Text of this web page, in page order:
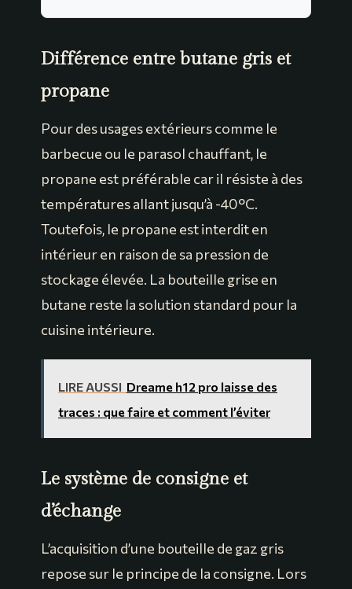
Différence entre butane gris et
propane
Pour des usages extérieurs comme le
barbecue ou le parasol chauffant, le
propane est préférable car il résiste à des
températures allant jusqu’à -40°C.
Toutefois, le propane est interdit en
intérieur en raison de sa pression de
stockage élevée. La bouteille grise en
butane reste la solution standard pour la
cuisine intérieure.
LIRE AUSSI Dreame h12 pro laisse des
traces : que faire et comment l’éviter
Le système de consigne et
d’échange
L’acquisition d’une bouteille de gaz gris
repose sur le principe de la consigne. Lors